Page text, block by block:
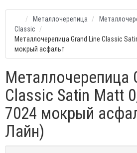
Металлочерепица
Classic
Металлочерепица Grand Line Classic
мокрый асфальт
Металлочерепица
Classic Satin Мatt
7024 мокрый
Лайн)